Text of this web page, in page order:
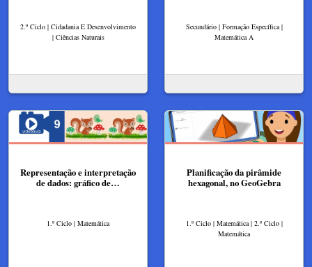
2.º Ciclo | Cidadania E Desenvolvimento
| Ciências Naturais
Secundário | Formação Específica |
Matemática A
Representação e interpretação
de dados: gráfico de…
1.º Ciclo | Matemática
Planificação da pirâmide
hexagonal, no GeoGebra
1.º Ciclo | Matemática | 2.º Ciclo |
Matemática